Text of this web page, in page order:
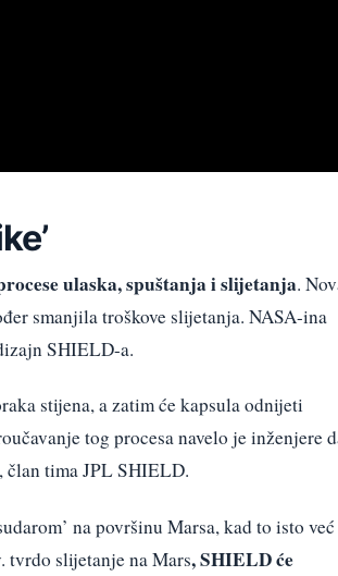
ulaska, spuštanja i slijetanja.
smanjila troškove slijetanja. NASA-ina
SHIELD-a.
stijena, a zatim će kapsula odnijeti
tog procesa navelo je inženjere
član tima JPL SHIELD.
na površinu Marsa, kad to isto već
tvrdo slijetanje na Mars, SHIELD će